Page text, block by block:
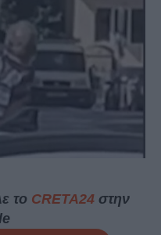
το CRETA24στην